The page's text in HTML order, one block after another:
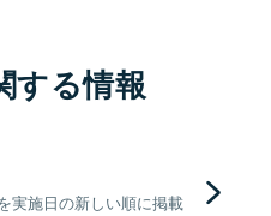
する情報
実施日の新しい順に掲載